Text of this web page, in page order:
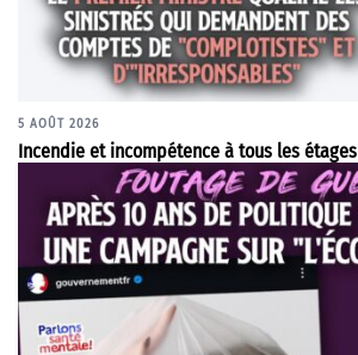
5 AOÛT 2026
Incendie et incompétence à tous les étages